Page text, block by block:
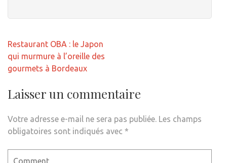
Navigation
de
l’article
Restaurant OBA : le Japon
qui murmure à l’oreille des
gourmets à Bordeaux
Laisser un commentaire
Votre adresse e-mail ne sera pas publiée. Les champs
obligatoires sont indiqués avec *